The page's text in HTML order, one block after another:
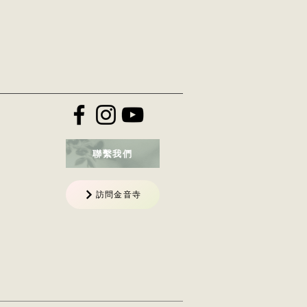
聯繫我們
訪問金音寺